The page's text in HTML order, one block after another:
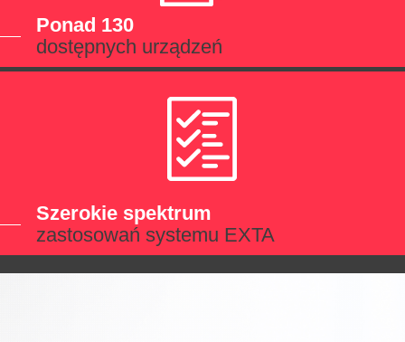
Ponad 130
dostępnych urządzeń
Szerokie spektrum
zastosowań systemu EXTA